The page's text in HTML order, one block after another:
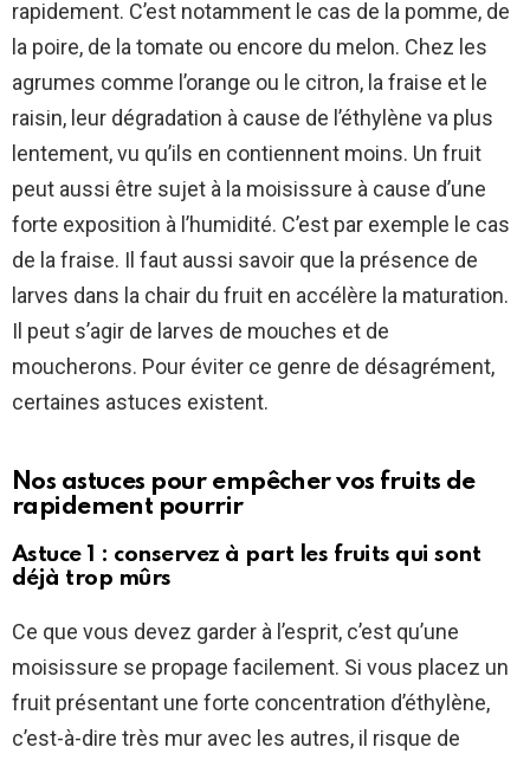
— Les Fruits et Légumes Frais
(@FruitsLegumesFR)April 15,
2020
rapidement. C’est notamment le cas de la pomme, de
la poire, de la tomate ou encore du melon. Chez les
agrumes comme l’orange ou le citron, la fraise et le
raisin, leur dégradation à cause de l’éthylène va plus
lentement, vu qu’ils en contiennent moins. Un fruit
peut aussi être sujet à la moisissure à cause d’une
forte exposition à l’humidité. C’est par exemple le cas
de la fraise. Il faut aussi savoir que la présence de
larves dans la chair du fruit en accélère la maturation.
Il peut s’agir de larves de mouches et de
moucherons. Pour éviter ce genre de désagrément,
certaines astuces existent.
Nos astuces pour empêcher vos fruits de
rapidement pourrir
Astuce 1 : conservez à part les fruits qui sont
déjà trop mûrs
Ce que vous devez garder à l’esprit, c’est qu’une
moisissure se propage facilement. Si vous placez un
fruit présentant une forte concentration d’éthylène,
c’est-à-dire très mur avec les autres, il risque de